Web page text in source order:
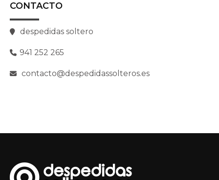
CONTACTO
despedidas soltero
941 252 265
contacto@despedidassolteros.es